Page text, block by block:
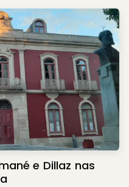
e Dillaz nas